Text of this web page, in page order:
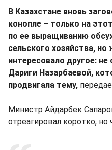
В Казахстане вновь
конопле – только на
по ее выращиванию
сельского хозяйства,
интересовало другое:
Дариги Назарбаевой,
продвигала тему,
Министр Айдарбек
отреагировал коротко, но